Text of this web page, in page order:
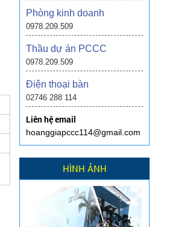
Phòng kinh doanh
0978.209.509
Thầu dự án PCCC
0978.209.509
Điện thoại bàn
02746 288 114
Liên hệ email
hoanggiapccc114@gmail.com
HÌNH ẢNH